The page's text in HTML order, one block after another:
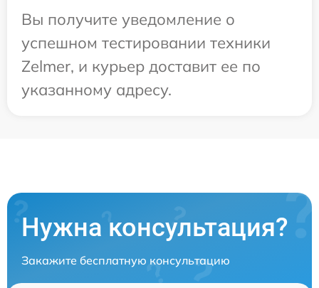
Вы получите уведомление о
успешном тестировании техники
Zelmer, и курьер доставит ее по
указанному адресу.
Нужна консультация?
Закажите бесплатную консультацию